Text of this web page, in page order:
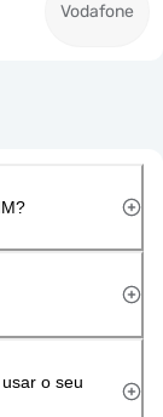
Vodafone
o seu